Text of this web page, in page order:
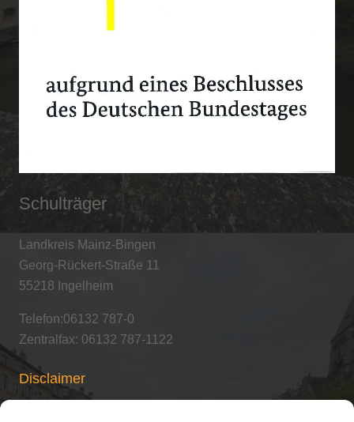
Schulträger
Landkreis Mainz-Bingen
Georg-Rückert-Straße 11
55218 Ingelheim
Telefon:06132 787-0
Zentralfax: 06132 787-1122
Disclaimer